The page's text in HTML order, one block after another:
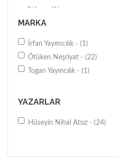
Diğer - (1)
Şiir (Yerli) - (1)
Hikaye (Yerli) - (1)
MARKA
İrfan Yayımcılık - (1)
Ötüken Neşriyat - (22)
Togan Yayıncılık - (1)
YAZARLAR
Hüseyin Nihal Atsız - (24)